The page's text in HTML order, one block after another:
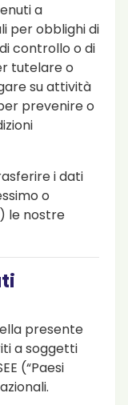
a
per obblighi di
controllo o di
tutelare o
su attività
prevenire o
i dati
o
le nostre
presente
a soggetti
(“Paesi